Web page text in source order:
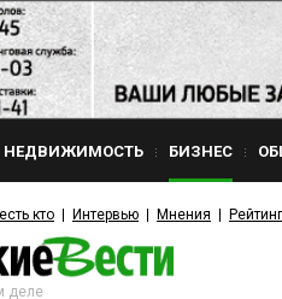
НЕДВИЖИМОСТЬ БИЗНЕС
кто Интервью Мнения
деле